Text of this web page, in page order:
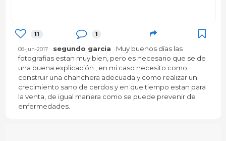
11 1
06-jun-2017 segundo garcia
Muy buenos días las
fotografias estan muy bien, pero es necesario que se de
una buena explicación , en mi caso necesito como
construir una chanchera adecuada y como realizar un
crecimiento sano de cerdos y en que tiempo estan para
la venta, de igual manera como se puede prevenir de
enfermedades.